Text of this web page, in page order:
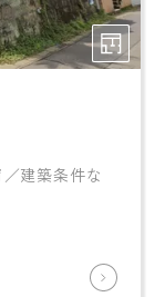
建築条件な